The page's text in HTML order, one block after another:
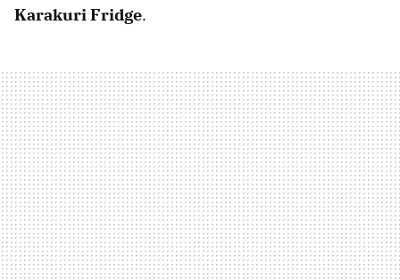
Karakuri Fridge.